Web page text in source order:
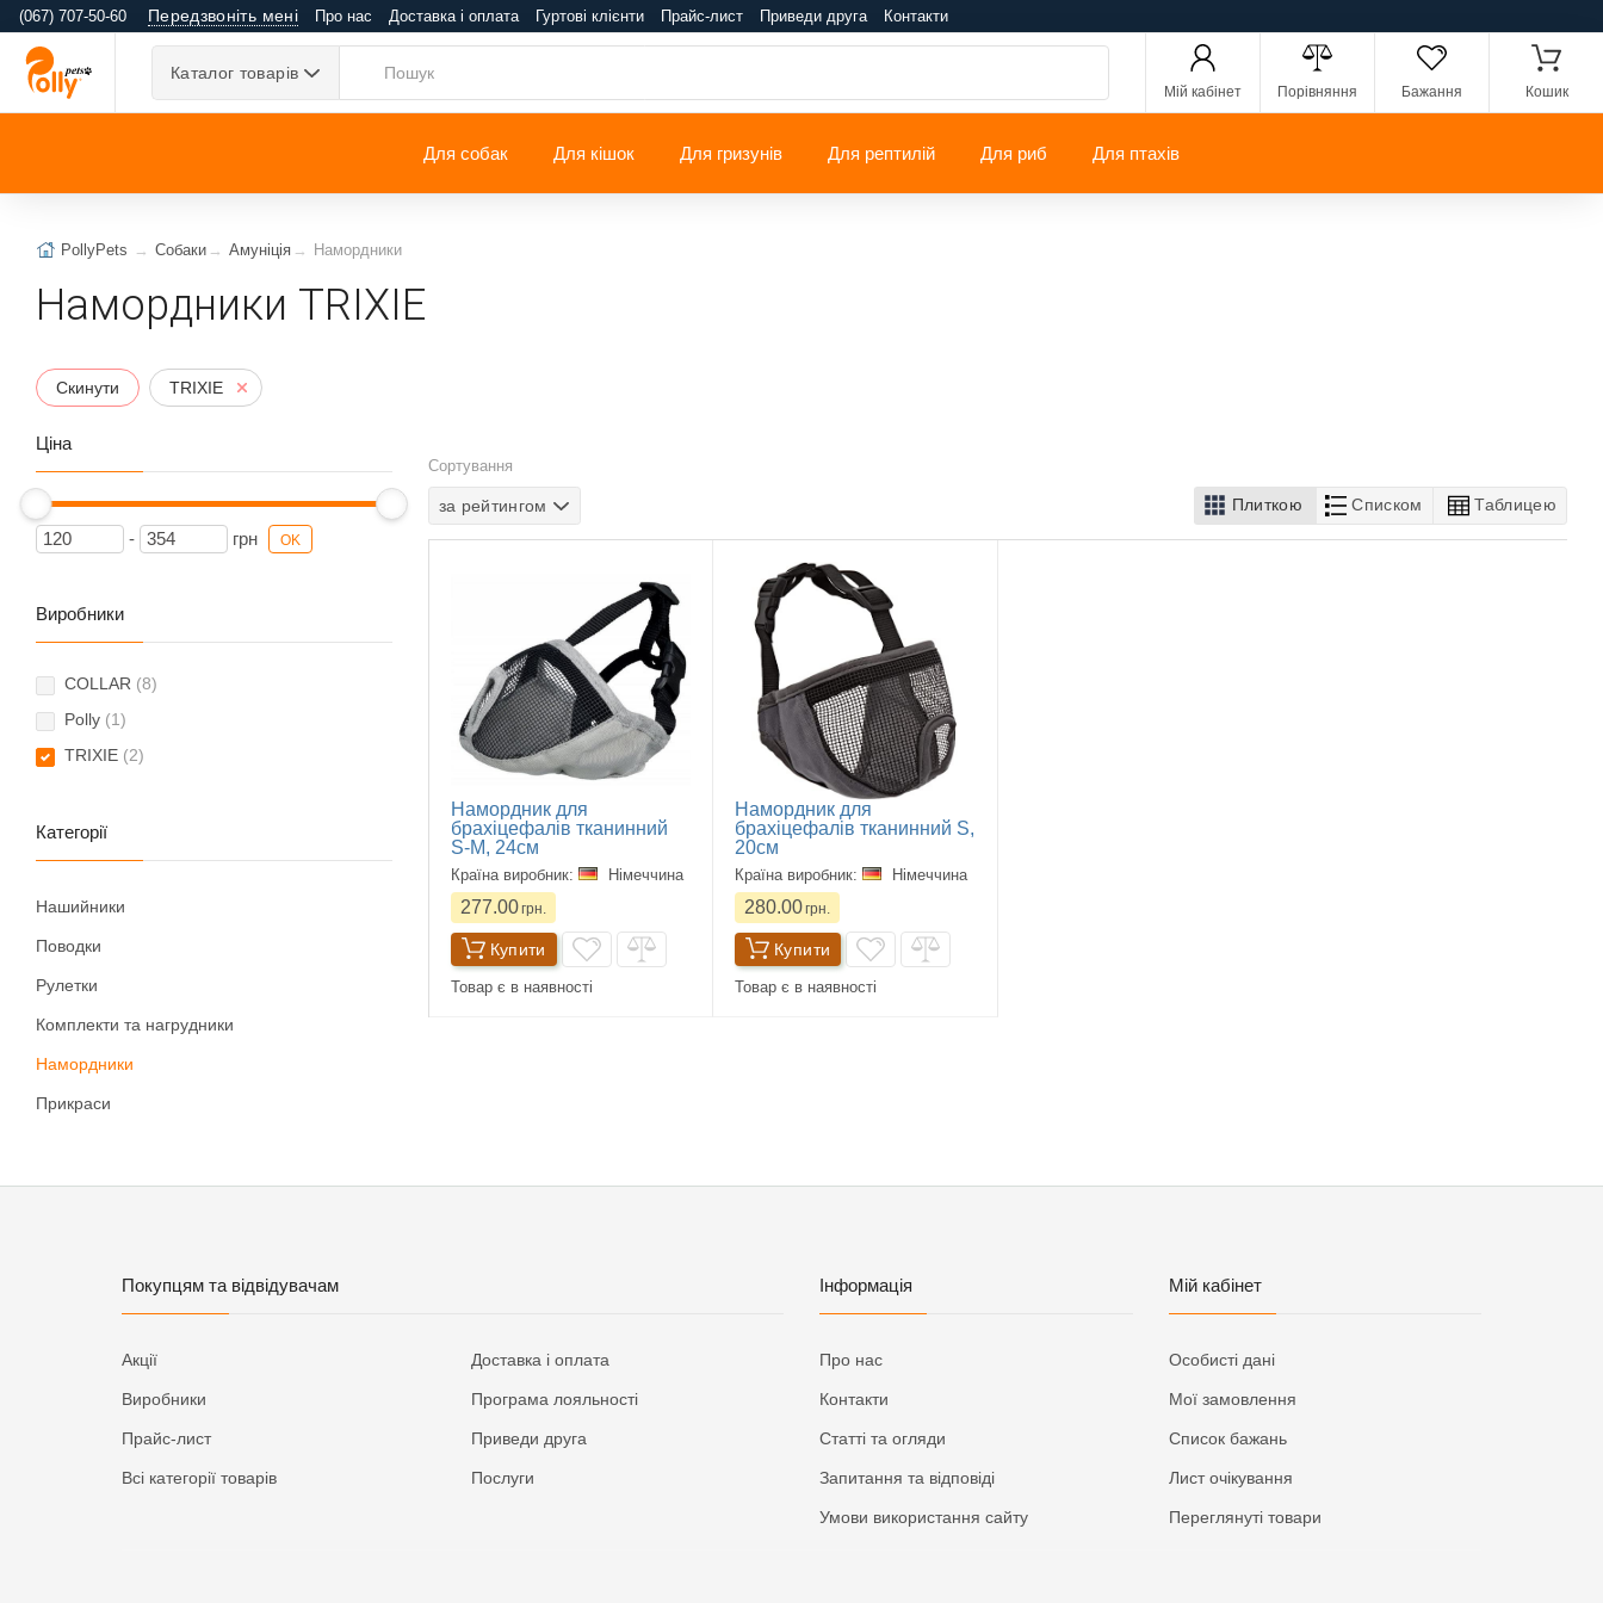
(067) 707-50-60 Передзвоніть мені Про нас Доставка і оплата Гуртові клієнти Прайс-лист Приведи друга Контакти
Каталог товарів
Мій кабінет Порівняння Бажання Кошик
Для собак Для кішок Для гризунів Для рептилій Для риб Для птахів
PollyPets Собаки Амуніція Намордники
Намордники TRIXIE
Скинути TRIXIE
Сортування
за рейтингом Плиткою Списком Таблицею
Намордник для
брахіцефалів тканинний
S-M, 24см
Країна виробник: Німеччина
277.00грн.
Купити
Товар є в наявності
Намордник для
брахіцефалів тканинний S,
20см
Країна виробник: Німеччина
280.00грн.
Купити
Товар є в наявності
Ціна
- грн OK
Виробники
COLLAR (8)
Polly (1)
TRIXIE (2)
Категорії
Нашийники
Поводки
Рулетки
Комплекти та нагрудники
Намордники
Прикраси
Покупцям та відвідувачам
Акції
Виробники
Прайс-лист
Всі категорії товарів
Доставка і оплата
Програма лояльності
Приведи друга
Послуги
Інформація
Про нас
Контакти
Статті та огляди
Запитання та відповіді
Умови використання сайту
Мій кабінет
Особисті дані
Мої замовлення
Список бажань
Лист очікування
Переглянуті товари